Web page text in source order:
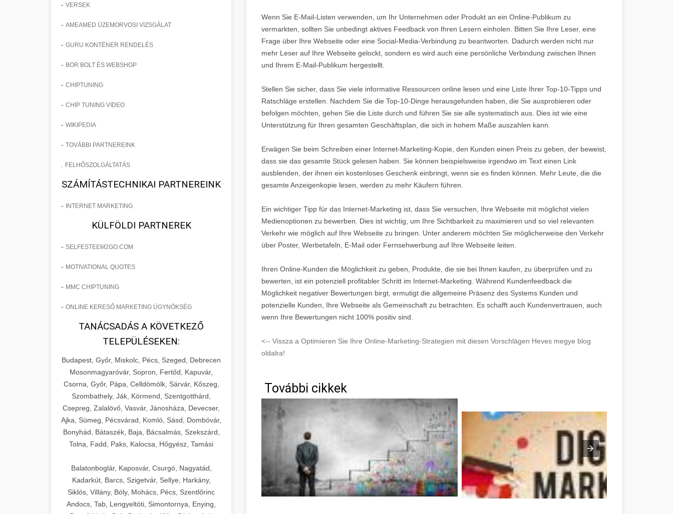
- VERSEK
- AMEAMED ÜZEMORVOSI VIZSGÁLAT
- GURU KONTÉNER RENDELÉS
- BOR BOLT ÉS WEBSHOP
- CHIPTUNING
- CHIP TUNING VIDEO
- WIKIPEDIA
- TOVÁBBI PARTNEREINK
FELHŐSZOLGÁLTATÁS
SZÁMÍTÁSTECHNIKAI PARTNEREINK
- INTERNET MARKETING
KÜLFÖLDI PARTNEREK
- SELFESTEEM2GO.COM
- MOTIVATIONAL QUOTES
- MMC CHIPTUNING
- ONLINE KERESŐ MARKETING ÜGYNÖKSÉG
TANÁCSADÁS A KÖVETKEZŐ
TELEPÜLÉSEKEN:
Budapest, Győr, Miskolc, Pécs, Szeged, Debrecen
Mosonmagyaróvár, Sopron, Fertőd, Kapuvár,
Csorna, Győr, Pápa, Celldömölk, Sárvár, Kőszeg,
Szombathely, Ják, Körmend, Szentgotthárd,
Csepreg, Zalalövő, Vasvár, Jánosháza, Devecser,
Ajka, Sümeg, Pécsvárad, Komló, Sásd, Dombóvár,
Bonyhád, Bátaszék, Baja, Bácsalmás, Szekszárd,
Tolna, Fadd, Paks, Kalocsa, Hőgyész, Tamási
Balatonboglár, Kaposvár, Csurgó, Nagyatád,
Kadarkút, Barcs, Szigetvár, Sellye, Harkány,
Siklós, Villány, Bóly, Mohács, Pécs, Szentlőrinc
Andocs, Tab, Lengyeltóti, Simontornya, Enying,
Wenn Sie E-Mail-Listen verwenden, um Ihr Unternehmen oder Produkt an ein Online-Publikum zu
vermarkten, sollten Sie unbedingt aktives Feedback von Ihren Lesern einholen. Bitten Sie Ihre Leser, eine
Frage über Ihre Webseite oder eine Social-Media-Verbindung zu beantworten. Dadurch werden nicht nur
mehr Leser auf Ihre Webseite gelockt, sondern es wird auch eine persönliche Verbindung zwischen Ihnen
und Ihrem E-Mail-Publikum hergestellt.
Stellen Sie sicher, dass Sie viele informative Ressourcen online lesen und eine Liste Ihrer Top-10-Tipps und
Ratschläge erstellen. Nachdem Sie die Top-10-Dinge herausgefunden haben, die Sie ausprobieren oder
befolgen möchten, gehen Sie die Liste durch und führen Sie sie alle systematisch aus. Dies ist wie eine
Unterstützung für Ihren gesamten Geschäftsplan, die sich in hohem Maße auszahlen kann.
Erwägen Sie beim Schreiben einer Internet-Marketing-Kopie, den Kunden einen Preis zu geben, der beweist,
dass sie das gesamte Stück gelesen haben. Sie können beispielsweise irgendwo im Text einen Link
ausblenden, der ihnen ein kostenloses Geschenk einbringt, wenn sie es finden können. Mehr Leute, die die
gesamte Anzeigenkopie lesen, werden zu mehr Käufern führen.
Ein wichtiger Tipp für das Internet-Marketing ist, dass Sie versuchen, Ihre Webseite mit möglichst vielen
Medienoptionen zu bewerben. Dies ist wichtig, um Ihre Sichtbarkeit zu maximieren und so viel relevanten
Verkehr wie möglich auf Ihre Webseite zu bringen. Unter anderem möchten Sie möglicherweise den Verkehr
über Poster, Werbetafeln, E-Mail oder Fernsehwerbung auf Ihre Webseite leiten.
Ihren Online-Kunden die Möglichkeit zu geben, Produkte, die sie bei Ihnen kaufen, zu überprüfen und zu
bewerten, ist ein potenziell profitabler Schritt im Internet-Marketing. Während Kundenfeedback die
Möglichkeit negativer Bewertungen birgt, ermutigt die allgemeine Präsenz des Systems Kunden und
potenzielle Kunden, Ihre Webseite als Gemeinschaft zu betrachten. Es schafft auch Kundenvertrauen, auch
wenn Ihre Bewertungen nicht 100% positiv sind.
<-- Vissza a Optimieren Sie Ihre Online-Marketing-Strategien mit diesen Vorschlägen Heves megye blog
oldalra!
További cikkek